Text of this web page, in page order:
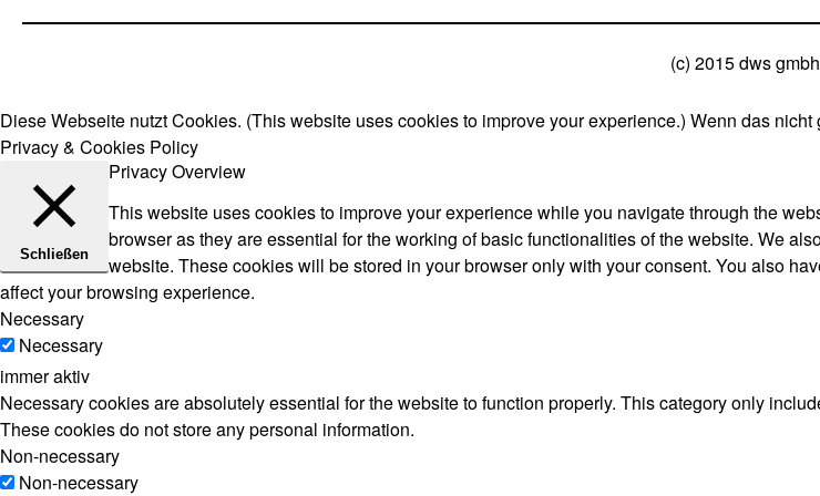
(c) 2015 dws gmbh
Diese Webseite nutzt Cookies. (This website uses cookies to improve your experience.) Wenn das
Privacy & Cookies Policy
Schließen
Privacy Overview
This website uses cookies to improve your experience while you navigate through the
browser as they are essential for the working of basic functionalities of the website. We
website. These cookies will be stored in your browser only with your consent. You also
affect your browsing experience.
Necessary
Necessary
immer aktiv
Necessary cookies are absolutely essential for the website to function properly. This category only
These cookies do not store any personal information.
Non-necessary
Non-necessary